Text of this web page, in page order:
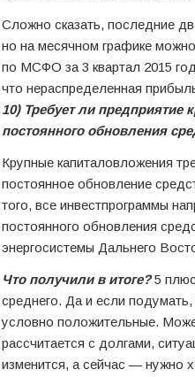
Сложно сказать, последние
но на месячном графике
по МСФО за 3 квартал 2015
что нераспределенная
10) Требует ли
постоянного обновления
Крупные капиталовложения
постоянное обновление
того, все инвестпрограммы
постоянного обновления
энергосистемы Дальнего
Что получили в итоге?5
среднего. Да и если
условно положительные.
рассчитается с долгами,
изменится, а сейчас — нужно